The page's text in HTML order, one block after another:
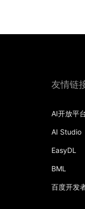
友情链
AI开放平
AI Studio
EasyDL
BML
百度开发